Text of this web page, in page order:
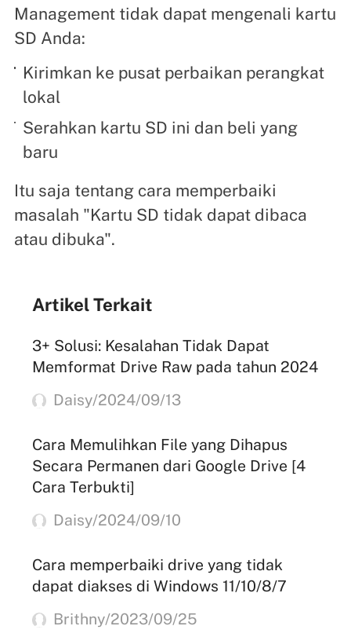
Management tidak dapat mengenali kartu
SD Anda:
Kirimkan ke pusat perbaikan perangkat
lokal
Serahkan kartu SD ini dan beli yang
baru
Itu saja tentang cara memperbaiki
masalah "Kartu SD tidak dapat dibaca
atau dibuka".
Artikel Terkait
3+ Solusi: Kesalahan Tidak Dapat
Memformat Drive Raw pada tahun 2024
Daisy/2024/09/13
Cara Memulihkan File yang Dihapus
Secara Permanen dari Google Drive [4
Cara Terbukti]
Daisy/2024/09/10
Cara memperbaiki drive yang tidak
dapat diakses di Windows 11/10/8/7
Brithny/2023/09/25